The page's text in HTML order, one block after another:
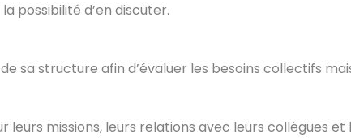
la possibilité d’en discuter.
sa structure afin d’évaluer les besoins collectifs
leurs missions, leurs relations avec leurs collègues